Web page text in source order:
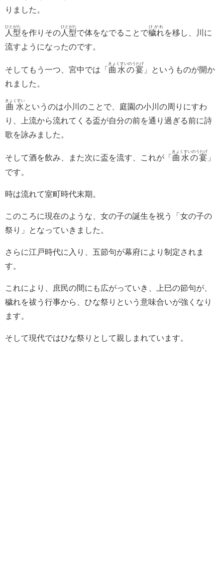
りました。
人型
ひとがた
を作りその 人型
ひとがた
で体をなでることで穢れ
けがれ
を移し、川に
流すようになったのです。
そしてもう一つ、宮中では「 曲水の宴
きょくすいのうたげ
」というものが開か
れました。
曲水
きょくすい
というのは小川のことで、庭園の小川の周りにすわ
り、上流から流れてくる盃が自分の前を通り過ぎる前に詩
歌を詠みました。
そして酒を飲み、また次に盃を流す、これが 「 曲水の宴
きょくすいのうたげ
」
です。
時は流れて室町時代末期。
このころに現在のような、女の子の誕生を祝う「女の子の
祭り」となっていきました。
さらに江戸時代に入り、五節句が幕府により制定されま
す。
これにより、庶民の間にも広がっていき、上巳の節句が、
穢れを祓う行事から、ひな祭りという意味合いが強くなり
ます。
そして現代ではひな祭りとして親しまれています。